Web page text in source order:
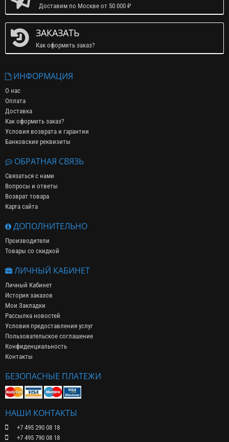
Доставим по Москве от 50 000 ₽
ЗАКАЗАТЬ
Как оформить заказ?
ИНФОРМАЦИЯ
О нас
Оплата
Доставка
Как оформить заказ?
Условия возврата и гарантии
Банковские реквизиты
ОБРАТНАЯ СВЯЗЬ
Связаться с нами
Вопросы и ответы
Возврат товара
Карта сайта
ДОПОЛНИТЕЛЬНО
Производители
Товары со скидкой
ЛИЧНЫЙ КАБИНЕТ
Личный Кабинет
История заказов
Мои Закладки
Рассылка новостей
Условия предоставления услуг
Пользовательское соглашение
Конфиденциальность
Контакты
БЕЗОПАСНЫЕ ПЛАТЕЖИ
НАШИ КОНТАКТЫ
+7 495 290 08 18
+7 495 790 08 18